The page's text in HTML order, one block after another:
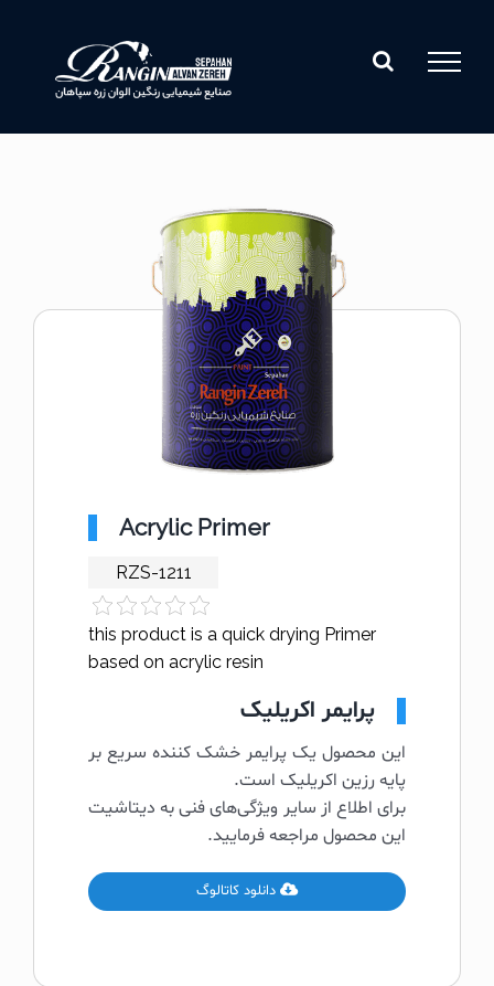
content
Acrylic Primer
RZS-1211
this product is a quick drying Primer
based on acrylic resin
پرایمر اکریلیک
این محصول یک پرایمر خشک کننده سریع بر
پایه رزین اکریلیک است.
برای اطلاع از سایر ویژگی‌های فنی به دیتاشیت
این محصول مراجعه فرمایید.
دانلود کاتالوگ